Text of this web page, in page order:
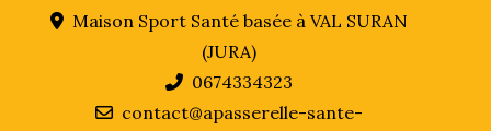
Maison Sport Santé basée à VAL SURAN
(JURA)
0674334323
contact@apasserelle-sante-